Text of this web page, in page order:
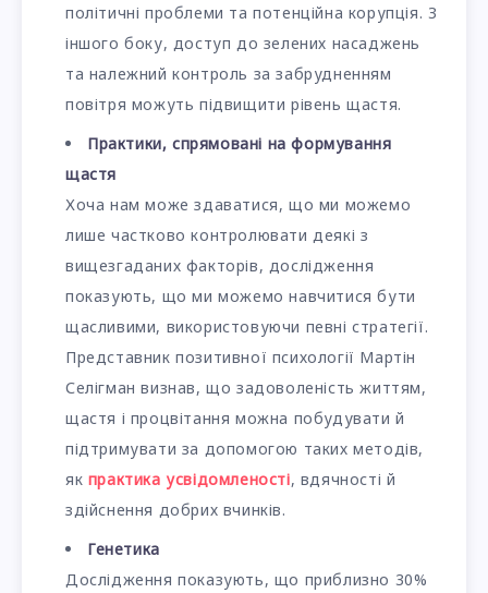
політичні проблеми та потенційна корупція. З
іншого боку, доступ до зелених насаджень
та належний контроль за забрудненням
повітря можуть підвищити рівень щастя.
Практики, спрямовані на формування
щастя
Хоча нам може здаватися, що ми можемо
лише частково контролювати деякі з
вищезгаданих факторів, дослідження
показують, що ми можемо навчитися бути
щасливими, використовуючи певні стратегії.
Представник позитивної психології Мартін
Селігман визнав, що задоволеність життям,
щастя і процвітання можна побудувати й
підтримувати за допомогою таких методів,
як практика усвідомленості, вдячності й
здійснення добрих вчинків.
Генетика
Дослідження показують, що приблизно 30%